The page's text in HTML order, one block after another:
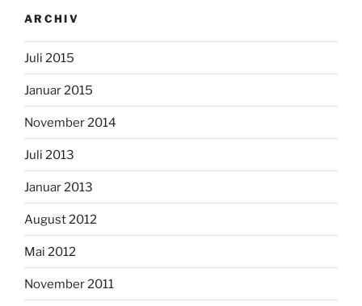
ARCHIV
Juli 2015
Januar 2015
November 2014
Juli 2013
Januar 2013
August 2012
Mai 2012
November 2011